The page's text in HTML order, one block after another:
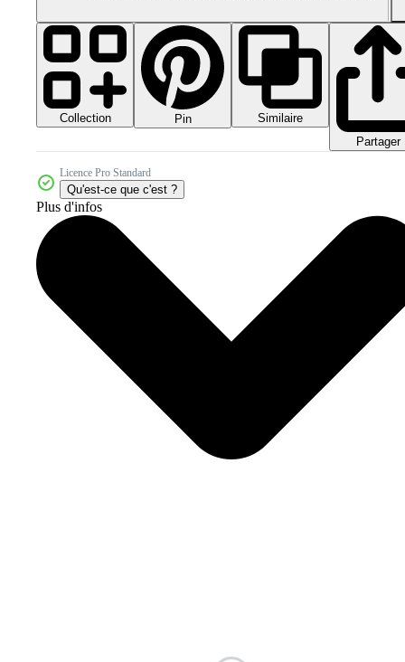
Collection Pin
Similaire
Partager
Licence Pro Standard
Qu'est-ce que c'est ?
Plus d'infos